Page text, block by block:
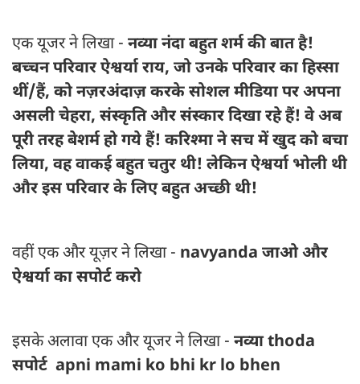
एक यूजर ने लिखा - नव्या नंदा बहुत शर्म की बात है!
बच्चन परिवार ऐश्वर्या राय, जो उनके परिवार का हिस्सा
थीं/हैं, को नज़रअंदाज़ करके सोशल मीडिया पर अपना
असली चेहरा, संस्कृति और संस्कार दिखा रहे हैं! वे अब
पूरी तरह बेशर्म हो गये हैं! करिश्मा ने सच में खुद को बचा
लिया, वह वाकई बहुत चतुर थी! लेकिन ऐश्वर्या भोली थी
और इस परिवार के लिए बहुत अच्छी थी!
वहीं एक और यूज़र ने लिखा - navyanda जाओ और
ऐश्वर्या का सपोर्ट करो
इसके अलावा एक और यूजर ने लिखा - नव्या thoda
सपोर्ट apni mami ko bhi kr lo bhen